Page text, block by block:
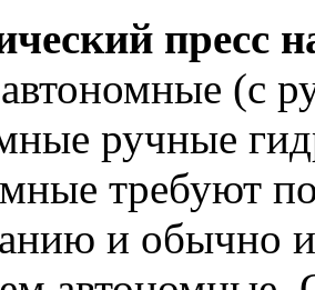
пресс
(с
ручные
требуют
и обычно